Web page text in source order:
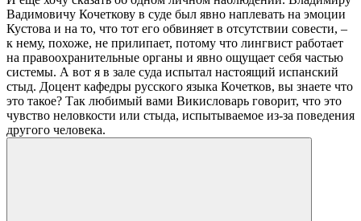
Вадимовичу Кочеткову в суде был явно наплевать на эмоции
Кустова и на то, что тот его обвиняет в отсутствии совести, –
к нему, похоже, не прилипает, потому что лингвист работает
на правоохранительные органы и явно ощущает себя частью
системы. А вот я в зале суда испытал настоящий испанский
стыд. Доцент кафедры русского языка Кочетков, вы знаете что
это такое? Так любимый вами Викисловарь говорит, что это
чувство неловкости или стыда, испытываемое из-за поведения
другого человека.